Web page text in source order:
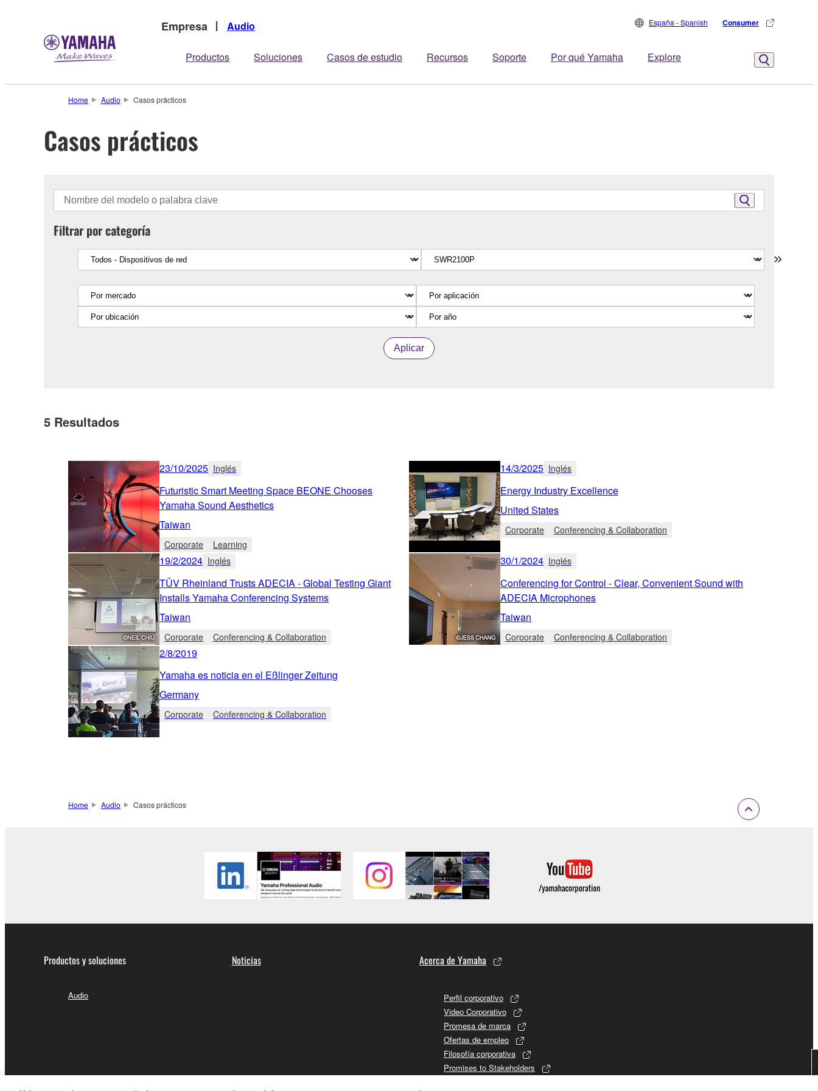
Empresa Audio
Productos Soluciones Casos de estudio Recursos Soporte Por qué Yamaha Explore
España - Spanish Consumer
Home Audio Casos prácticos
Casos prácticos
Filtrar por categoría
Aplicar
5 Resultados
23/10/2025 Inglés
Futuristic Smart Meeting Space BEONE Chooses
Yamaha Sound Aesthetics
Taiwan
Corporate Learning
14/3/2025 Inglés
Energy Industry Excellence
United States
Corporate Conferencing & Collaboration
19/2/2024 Inglés
TÜV Rheinland Trusts ADECIA - Global Testing Giant
Installs Yamaha Conferencing Systems
Taiwan
Corporate Conferencing & Collaboration
30/1/2024 Inglés
Conferencing for Control - Clear, Convenient Sound with
ADECIA Microphones
Taiwan
Corporate Conferencing & Collaboration
2/8/2019
Yamaha es noticia en el Eßlinger Zeitung
Germany
Corporate Conferencing & Collaboration
Home Audio Casos prácticos
Productos y soluciones
Audio
Noticias Acerca de Yamaha
Perfil corporativo
Video Corporativo
Promesa de marca
Ofertas de empleo
Filosofía corporativa
Promises to Stakeholders